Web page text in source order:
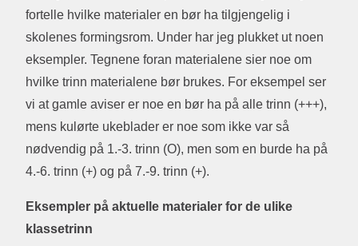
fortelle hvilke materialer en bør ha tilgjengelig i
skolenes formingsrom. Under har jeg plukket ut noen
eksempler. Tegnene foran materialene sier noe om
hvilke trinn materialene bør brukes. For eksempel ser
vi at gamle aviser er noe en bør ha på alle trinn (+++),
mens kulørte ukeblader er noe som ikke var så
nødvendig på 1.-3. trinn (O), men som en burde ha på
4.-6. trinn (+) og på 7.-9. trinn (+).
Eksempler på aktuelle materialer for de ulike
klassetrinn